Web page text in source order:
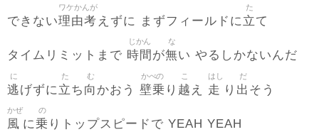
できない理由考
ワケかんが
えずに まずフィールドに立
た
て
タイムリミットまで 時間
じかん
が無
な
い やるしかないんだ
逃
に
げずに立
た
ち 向
む
かおう 壁乗
かべの
り 越
こ
え 走
はし
り 出
だ
そう
風
かぜ
に乗
の
りトップスピードで YEAH YEAH